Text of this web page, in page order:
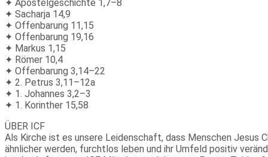
✦ Apostelgeschichte 1,7–8
✦ Sacharja 14,9
✦ Offenbarung 11,15
✦ Offenbarung 19,16
✦ Markus 1,15
✦ Römer 10,4
✦ Offenbarung 3,14–22
✦ 2. Petrus 3,11–12a
✦ 1. Johannes 3,2–3
✦ 1. Korinther 15,58
ÜBER ICF
Als Kirche ist es unsere Leidenschaft, dass Menschen Jesus
ähnlicher werden, furchtlos leben und ihr Umfeld positiv